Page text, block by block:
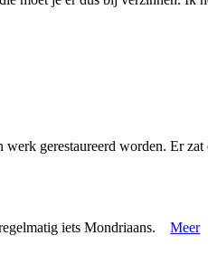
gerestaureerd worden. Er
regelmatig iets Mondriaans.Meer